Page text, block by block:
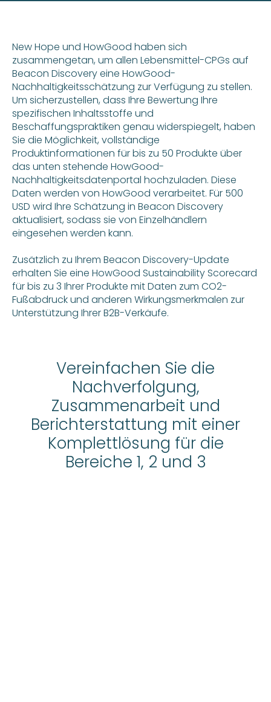
New Hope und HowGood haben sich
zusammengetan, um allen Lebensmittel-CPGs auf
Beacon Discovery eine HowGood-
Nachhaltigkeitsschätzung zur Verfügung zu stellen.
Um sicherzustellen, dass Ihre Bewertung Ihre
spezifischen Inhaltsstoffe und
Beschaffungspraktiken genau widerspiegelt, haben
Sie die Möglichkeit, vollständige
Produktinformationen für bis zu 50 Produkte über
das unten stehende HowGood-
Nachhaltigkeitsdatenportal hochzuladen. Diese
Daten werden von HowGood verarbeitet. Für 500
USD wird Ihre Schätzung in Beacon Discovery
aktualisiert, sodass sie von Einzelhändlern
eingesehen werden kann.
Zusätzlich zu Ihrem Beacon Discovery-Update
erhalten Sie eine HowGood Sustainability Scorecard
für bis zu 3 Ihrer Produkte mit Daten zum CO2-
Fußabdruck und anderen Wirkungsmerkmalen zur
Unterstützung Ihrer B2B-Verkäufe.
Vereinfachen Sie die
Nachverfolgung,
Zusammenarbeit und
Berichterstattung mit einer
Komplettlösung für die
Bereiche 1, 2 und 3